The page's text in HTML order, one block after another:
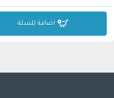
اضافة للسلة